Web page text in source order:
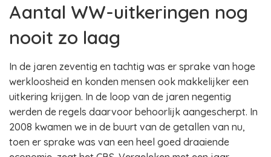
Aantal WW-uitkeringen nog
nooit zo laag
In de jaren zeventig en tachtig was er sprake van hoge
werkloosheid en konden mensen ook makkelijker een
uitkering krijgen. In de loop van de jaren negentig
werden de regels daarvoor behoorlijk aangescherpt. In
2008 kwamen we in de buurt van de getallen van nu,
toen er sprake was van een heel goed draaiende